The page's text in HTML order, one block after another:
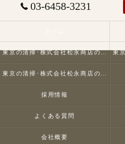
03-6458-3231
東京の清掃･株式会社松永商店の口コミ情報
東京の清掃･株式会社松永商店のお客様の声
採用情報
よくある質問
会社概要